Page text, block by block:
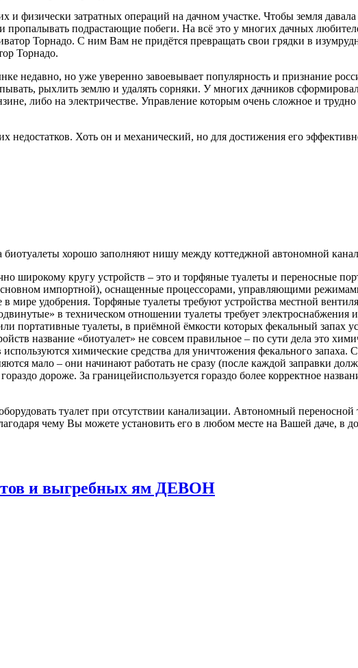
физически затратных операций на дачном участке. Чтобы земля
пропалывать подрастающие побеги. На всё это у многих дачных
Торнадо. С ним Вам не придётся превращать свои грядки в
Торнадо.
недавно, но уже уверенно завоевывает популярность и признание
рыхлить землю и удалять сорняки. У многих дачников
либо на электричестве. Управление которым очень сложное и
недостатков. Хоть он и механический, но для достижения его
хорошо заполняют нишу между коттеджной автономной
широкому кругу устройств – это и торфяные туалеты и переносные
импортной), оснащенные процессорами, управляющими
мире удобрения. Торфяные туалеты требуют устройства местной
в техническом отношении туалеты требует электроснабжения
портативные туалеты, в приёмной ёмкости которых фекальный запах
название «биотуалет» не совсем правильное – по сути дела это
химические средства для уничтожения фекального запаха.
мало – они начинают работать не сразу (после каждой заправки
дороже. За границейиспользуется гораздо более корректное
туалет при отсутствии канализации. Автономный переносной
чему Вы можете установить его в любом месте на Вашей даче, в
и выгребных ям ДЕВОН